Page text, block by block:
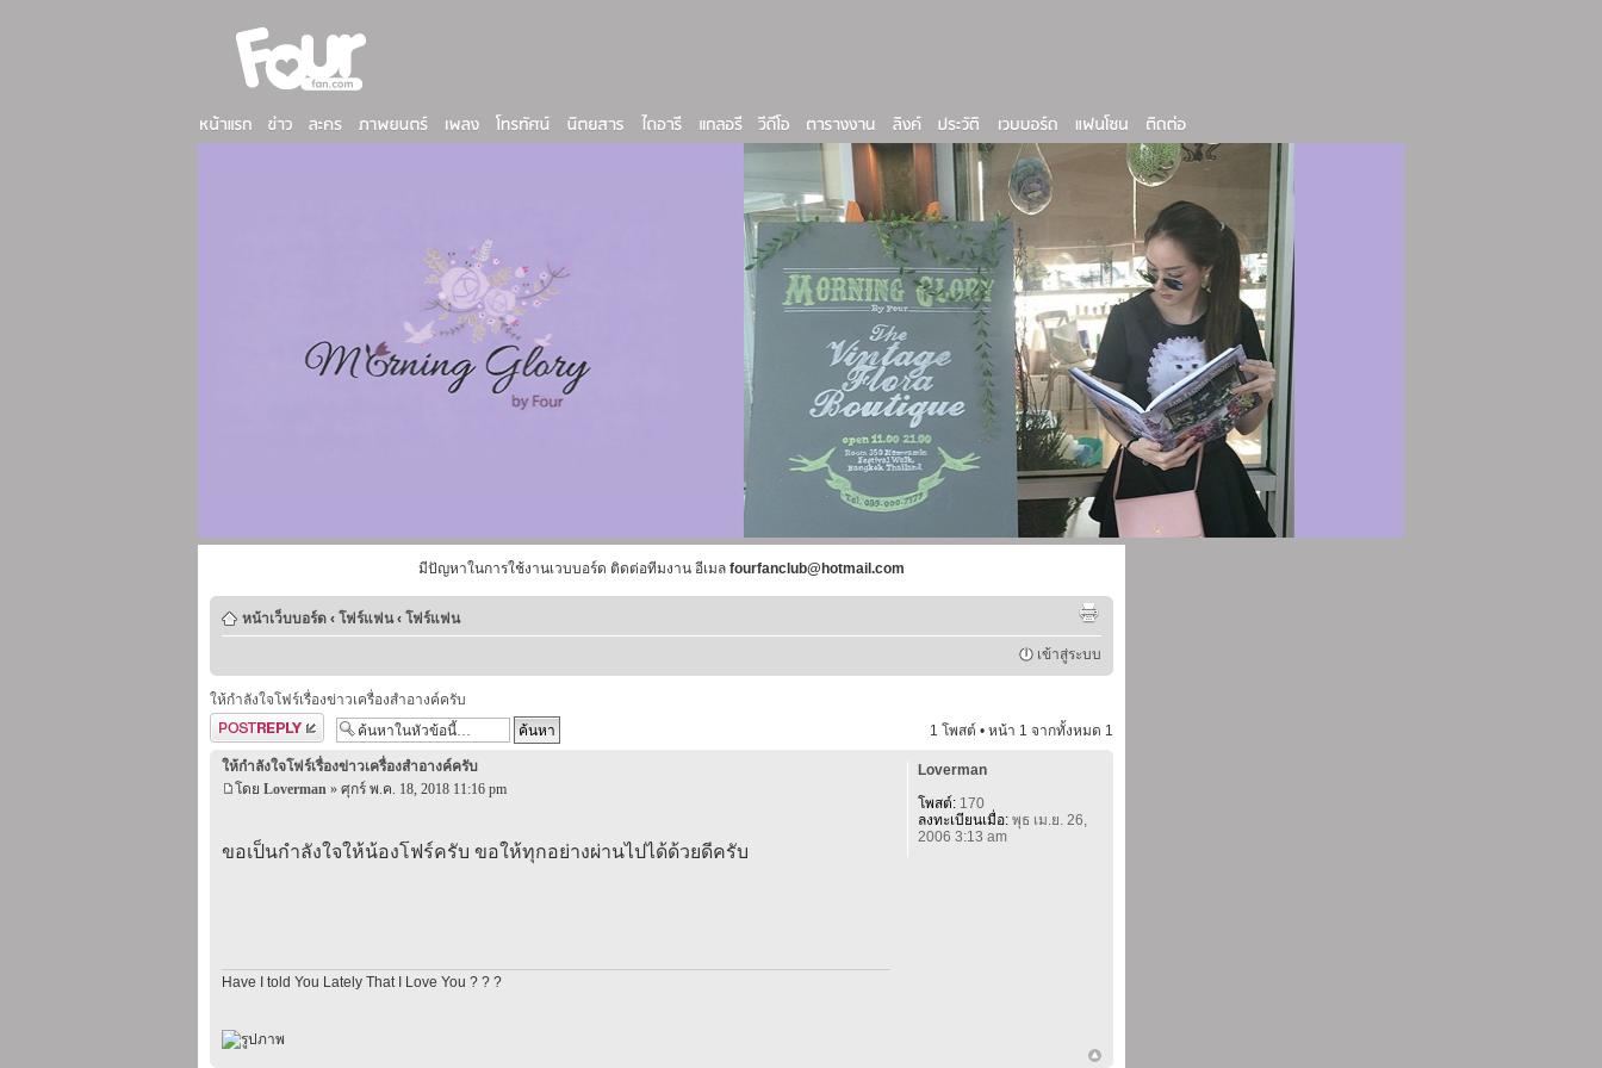
มีปัญหาในการใช้งานเวบบอร์ด ติดต่อทีมงาน อีเมล fourfanclub@hotmail.com
หน้าเว็บบอร์ด ‹ โฟร์แฟน ‹ โฟร์แฟน
เข้าสู่ระบบ
ให้กำลังใจโฟร์เรื่องข่าวเครื่องสำอางค์ครับ
ตอบกระทู้
1 โพสต์ • หน้า 1 จากทั้งหมด 1
ให้กำลังใจโฟร์เรื่องข่าวเครื่องสำอางค์ครับ
โดย Loverman » ศุกร์ พ.ค. 18, 2018 11:16 pm
ขอเป็นกำลังใจให้น้องโฟร์ครับ ขอให้ทุกอย่างผ่านไปได้ด้วยดีครับ
Have I told You Lately That I Love You ? ? ?
Loverman
โพสต์:170
ลงทะเบียนเมื่อ:พุธ เม.ย. 26,
2006 3:13 am